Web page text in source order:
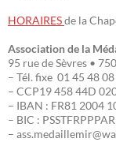
HORAIRESde la
Association de la
95 rue de Sèvres •
– Tél. fixe 01 45 48
– CCP19 458 44D
– IBAN : FR81 2004
– BIC : PSSTFRPPPAR
–